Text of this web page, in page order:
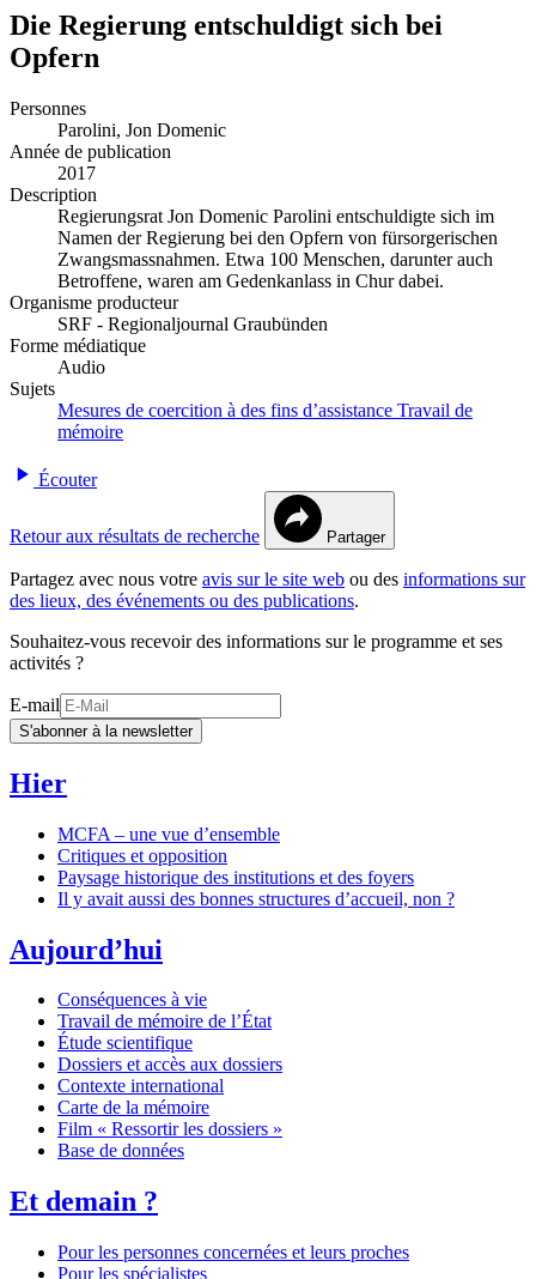
Die Regierung entschuldigt sich bei
Opfern
Personnes
Parolini, Jon Domenic
Année de publication
2017
Description
Regierungsrat Jon Domenic Parolini entschuldigte sich im
Namen der Regierung bei den Opfern von fürsorgerischen
Zwangsmassnahmen. Etwa 100 Menschen, darunter auch
Betroffene, waren am Gedenkanlass in Chur dabei.
Organisme producteur
SRF - Regionaljournal Graubünden
Forme médiatique
Audio
Sujets
Mesures de coercition à des fins d’assistance Travail de
mémoire
Écouter
Retour aux résultats de recherche Partager
Partagez avec nous votre avis sur le site web ou des informations sur
des lieux, des événements ou des publications.
Souhaitez-vous recevoir des informations sur le programme et ses
activités ?
E-mail
S'abonner à la newsletter
Hier
MCFA – une vue d’ensemble
Critiques et opposition
Paysage historique des institutions et des foyers
Il y avait aussi des bonnes structures d’accueil, non ?
Aujourd’hui
Conséquences à vie
Travail de mémoire de l’État
Étude scientifique
Dossiers et accès aux dossiers
Contexte international
Carte de la mémoire
Film « Ressortir les dossiers »
Base de données
Et demain ?
Pour les personnes concernées et leurs proches
Pour les spécialistes